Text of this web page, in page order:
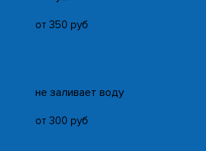
от 350 руб
не заливает воду
от 300 руб